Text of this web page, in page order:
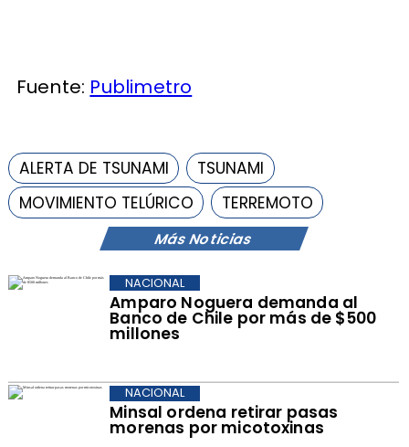
Más Noticias
Amparo Noguera demanda al
Banco de Chile por más de $500
millones
NACIONAL
Minsal ordena retirar pasas
morenas por micotoxinas
NACIONAL
Fuente: Publimetro
ALERTA DE TSUNAMI
TSUNAMI
MOVIMIENTO TELÚRICO
TERREMOTO